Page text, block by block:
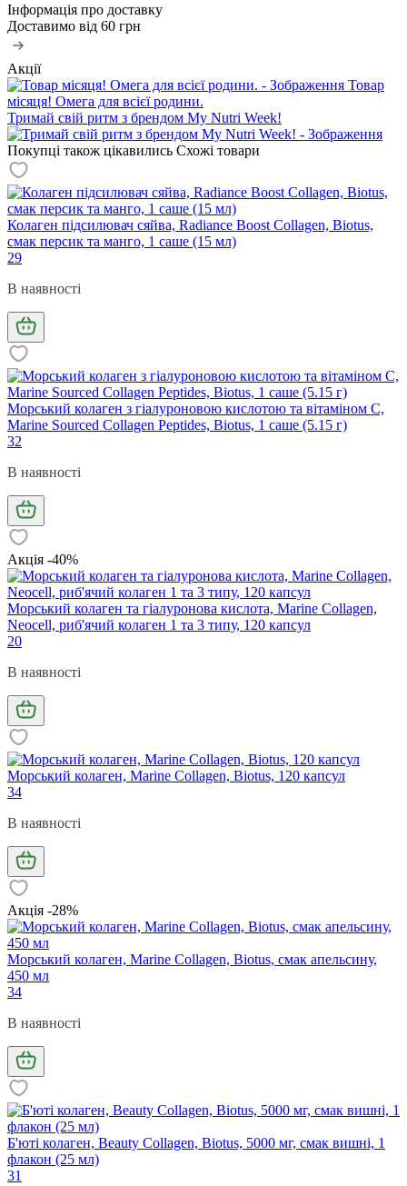
Інформація про доставку
Доставимо від 60 грн
Акції
Товар
місяця! Омега для всієї родини.
Тримай свій ритм з брендом My Nutri Week!
Покупці також цікавились Схожі товари
Колаген підсилювач сяйва, Radiance Boost Collagen, Biotus,
смак персик та манго, 1 саше (15 мл)
29
В наявності
Морський колаген з гіалуроновою кислотою та вітаміном С,
Marine Sourced Collagen Peptidеs, Biotus, 1 саше (5.15 г)
32
В наявності
Акція -40%
Морський колаген та гіалуронова кислота, Marine Collagen,
Neocell, риб'ячий колаген 1 та 3 типу, 120 капсул
20
В наявності
Морський колаген, Marine Collagen, Biotus, 120 капсул
34
В наявності
Акція -28%
Морський колаген, Marine Collagen, Biotus, смак апельсину,
450 мл
34
В наявності
Б'юті колаген, Beauty Collagen, Biotus, 5000 мг, смак вишні, 1
флакон (25 мл)
31